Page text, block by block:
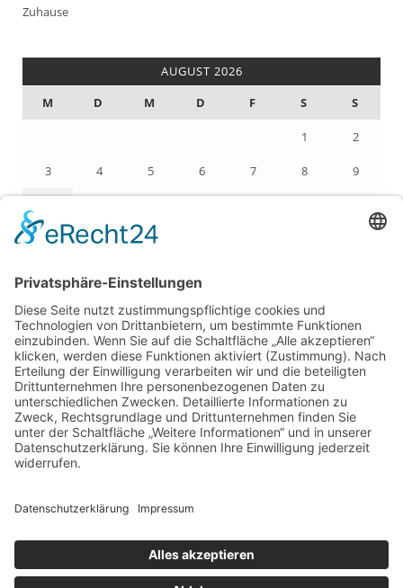
Zuhause
AUGUST 2026
M
D M D F S S
1 2
3 4 5 6 7 8 9
17 18 19
26
31
« Apr.
LEGAL
Impressum